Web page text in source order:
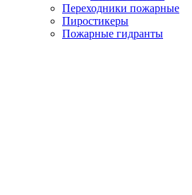
Переходники пожарные
Пиростикеры
Пожарные гидранты